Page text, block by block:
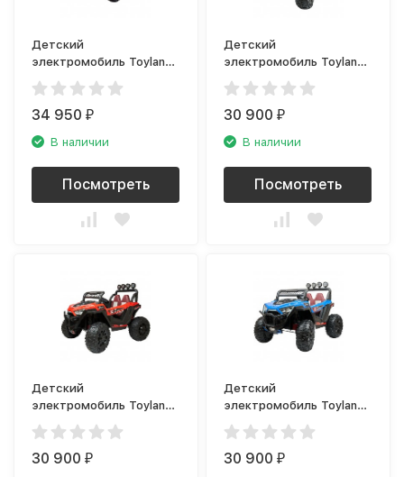
Детский
электромобиль Toyland
Buggy JC999 чёрный
34 950₽
В наличии
Посмотреть
Детский
электромобиль Toyland
Багги YHH 8973 белый
30 900₽
В наличии
Посмотреть
Детский
электромобиль Toyland
Багги YHH 8973 красный
30 900₽
Детский
электромобиль Toyland
Багги YHH 8973 синий
30 900₽